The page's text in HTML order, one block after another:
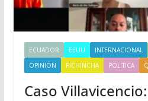
ECUADOR EEUU INTERNACIONAL
OPINIÓN
PICHINCHA POLITICA
Caso